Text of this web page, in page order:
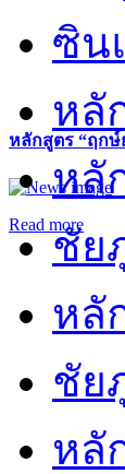
หลักสูตร “ฤก
Read more
ซิน
หลั
หลั
ชัย
หลั
ชัย
หลั